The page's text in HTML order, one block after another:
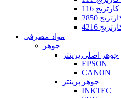
مواد مصرفی
جوهر
جوهر اصلی پرینتر
EPSON
CANON
جوهر پرینتر
INKTEC